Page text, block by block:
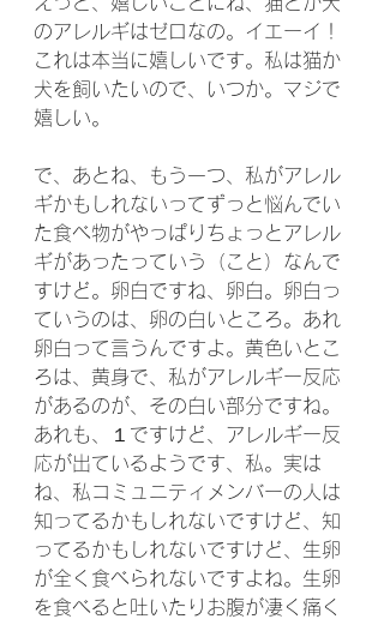
のアレルギはゼロなの。イエーイ！
これは本当に嬉しいです。私は猫か
犬を飼いたいので、いつか。マジで
嬉しい。
で、あとね、もう一つ、私がアレル
ギかもしれないってずっと悩んでい
た食べ物がやっぱりちょっとアレル
ギがあったっていう（こと）なんで
すけど。卵白ですね、卵白。卵白っ
ていうのは、卵の白いところ。あれ
卵白って言うんですよ。黄色いとこ
ろは、黄身で、私がアレルギー反応
があるのが、その白い部分ですね。
あれも、１ですけど、アレルギー反
応が出ているようです、私。実は
ね、私コミュニティメンバーの人は
知ってるかもしれないですけど、知
ってるかもしれないですけど、生卵
が全く食べられないですよね。生卵
を食べると吐いたりお腹が凄く痛く